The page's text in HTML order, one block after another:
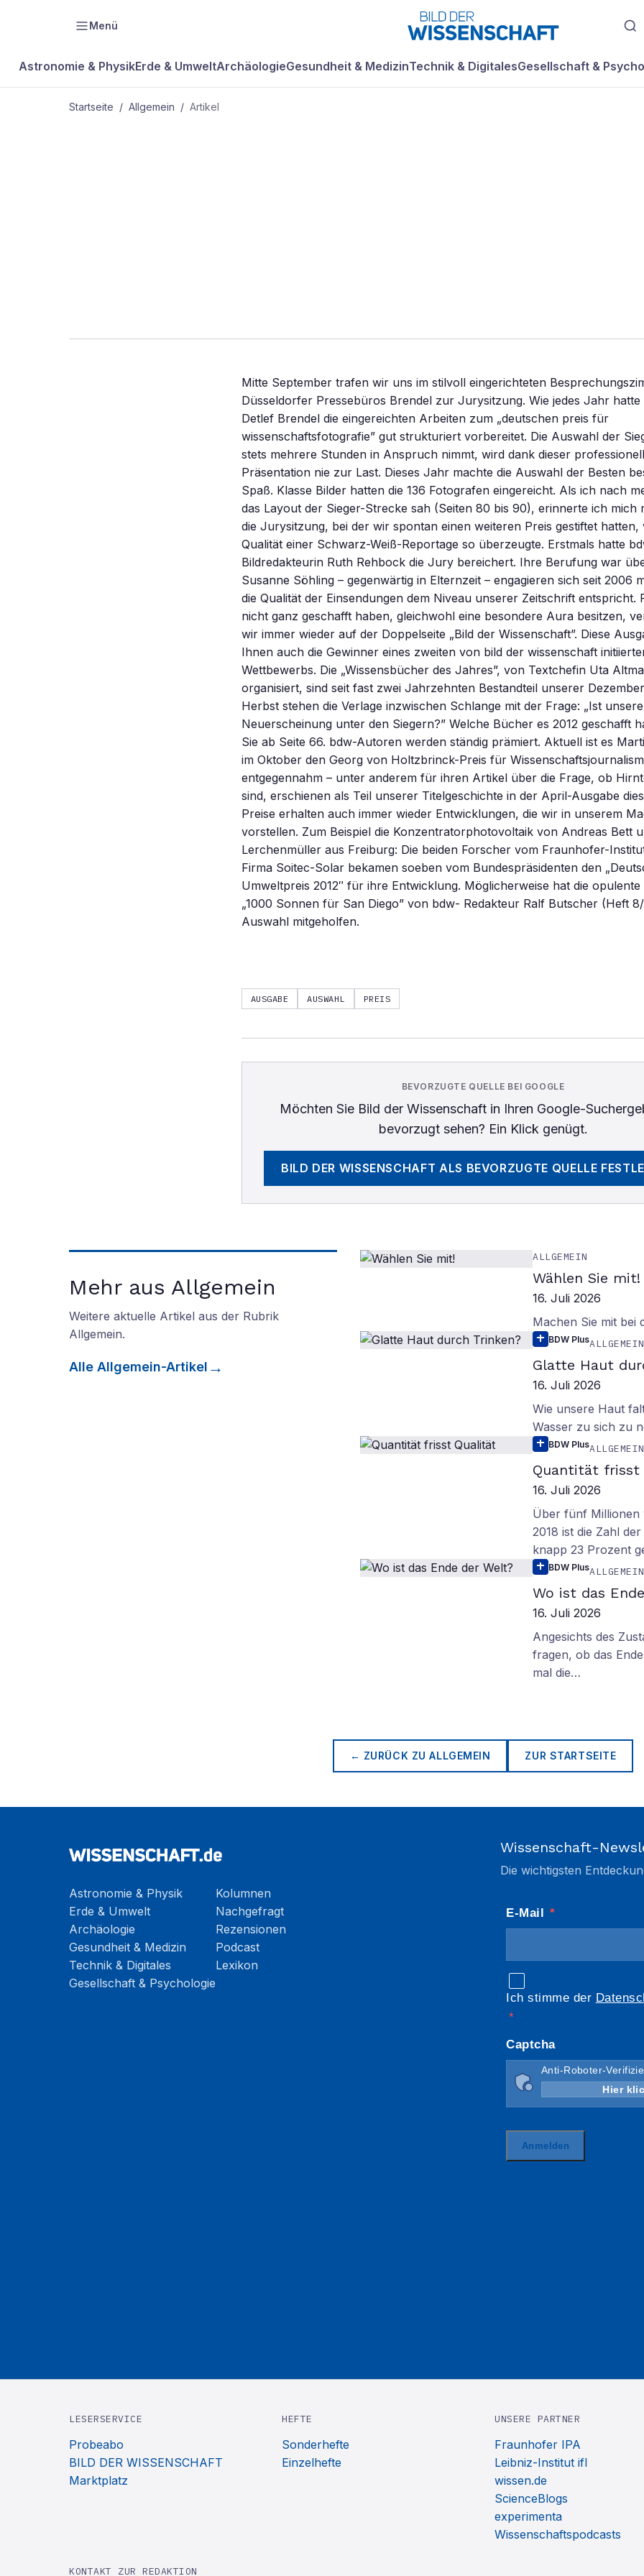
Menü
Astronomie & PhysikErde & UmweltArchäologieGesundheit & MedizinTechnik & DigitalesGesellschaft &
Startseite / Allgemein / Artikel
Mitte September trafen wir uns im stilvoll eingerichteten
Düsseldorfer Pressebüros Brendel zur Jurysitzung. Wie jedes Jahr hatte
Detlef Brendel die eingereichten Arbeiten zum „deutschen preis für
wissenschaftsfotografie” gut strukturiert vorbereitet. Die Auswahl der
stets mehrere Stunden in Anspruch nimmt, wird dank dieser
Präsentation nie zur Last. Dieses Jahr machte die Auswahl der Besten
Spaß. Klasse Bilder hatten die 136 Fotografen eingereicht. Als ich nach
das Layout der Sieger-Strecke sah (Seiten 80 bis 90), erinnerte ich mich
die Jurysitzung, bei der wir spontan einen weiteren Preis gestiftet hatten,
Qualität einer Schwarz-Weiß-Reportage so überzeugte. Erstmals hatte
Bildredakteurin Ruth Rehbock die Jury bereichert. Ihre Berufung war
Susanne Söhling – gegenwärtig in Elternzeit – engagieren sich seit 2006
die Qualität der Einsendungen dem Niveau unserer Zeitschrift entspricht.
nicht ganz geschafft haben, gleichwohl eine besondere Aura besitzen,
wir immer wieder auf der Doppelseite „Bild der Wissenschaft”. Diese
Ihnen auch die Gewinner eines zweiten von bild der wissenschaft
Wettbewerbs. Die „Wissensbücher des Jahres”, von Textchefin Uta
organisiert, sind seit fast zwei Jahrzehnten Bestandteil unserer
Herbst stehen die Verlage inzwischen Schlange mit der Frage: „Ist unsere
Neuerscheinung unter den Siegern?” Welche Bücher es 2012 geschafft
Sie ab Seite 66. bdw-Autoren werden ständig prämiert. Aktuell ist es
im Oktober den Georg von Holtzbrinck-Preis für
entgegennahm – unter anderem für ihren Artikel über die Frage, ob
sind, erschienen als Teil unserer Titelgeschichte in der April-Ausgabe
Preise erhalten auch immer wieder Entwicklungen, die wir in unserem
vorstellen. Zum Beispiel die Konzentratorphotovoltaik von Andreas Bett
Lerchenmüller aus Freiburg: Die beiden Forscher vom Fraunhofer-
Firma Soitec-Solar bekamen soeben vom Bundespräsidenten den
Umweltpreis 2012″ für ihre Entwicklung. Möglicherweise hat die
„1000 Sonnen für San Diego” von bdw- Redakteur Ralf Butscher (Heft
Auswahl mitgeholfen.
AUSGABE AUSWAHL PREIS
BEVORZUGTE QUELLE BEI GOOGLE
Möchten Sie Bild der Wissenschaftin Ihren Google-
bevorzugt sehen? Ein Klick genügt.
BILD DER WISSENSCHAFT ALS BEVORZUGTE QUELLE
Mehr aus Allgemein
Weitere aktuelle Artikel aus der Rubrik
Allgemein.
Alle Allgemein-Artikel
ALLGEMEIN
Wählen Sie mit!
16. Juli 2026
Machen Sie mit bei
BDW PlusALLGEMEIN
Glatte Haut
16. Juli 2026
Wie unsere Haut
Wasser zu sich zu
BDW PlusALLGEMEIN
Quantität frisst
16. Juli 2026
Über fünf Millionen
2018 ist die Zahl
knapp 23 Prozent
BDW PlusALLGEMEIN
Wo ist das
16. Juli 2026
Angesichts des
fragen, ob das
mal die…
← ZURÜCK ZUALLGEMEIN ZUR STARTSEITE
Astronomie & Physik
Erde & Umwelt
Archäologie
Gesundheit & Medizin
Technik & Digitales
Gesellschaft & Psychologie
Kolumnen
Nachgefragt
Rezensionen
Podcast
Lexikon
Wissenschaft-
Die wichtigsten
LESERSERVICE
Probeabo
BILD DER WISSENSCHAFT
Marktplatz
HEFTE
Sonderhefte
Einzelhefte
UNSERE PARTNER
Fraunhofer IPA
Leibniz-Institut ifl
wissen.de
ScienceBlogs
experimenta
Wissenschaftspodcasts
KONTAKT ZUR REDAKTION